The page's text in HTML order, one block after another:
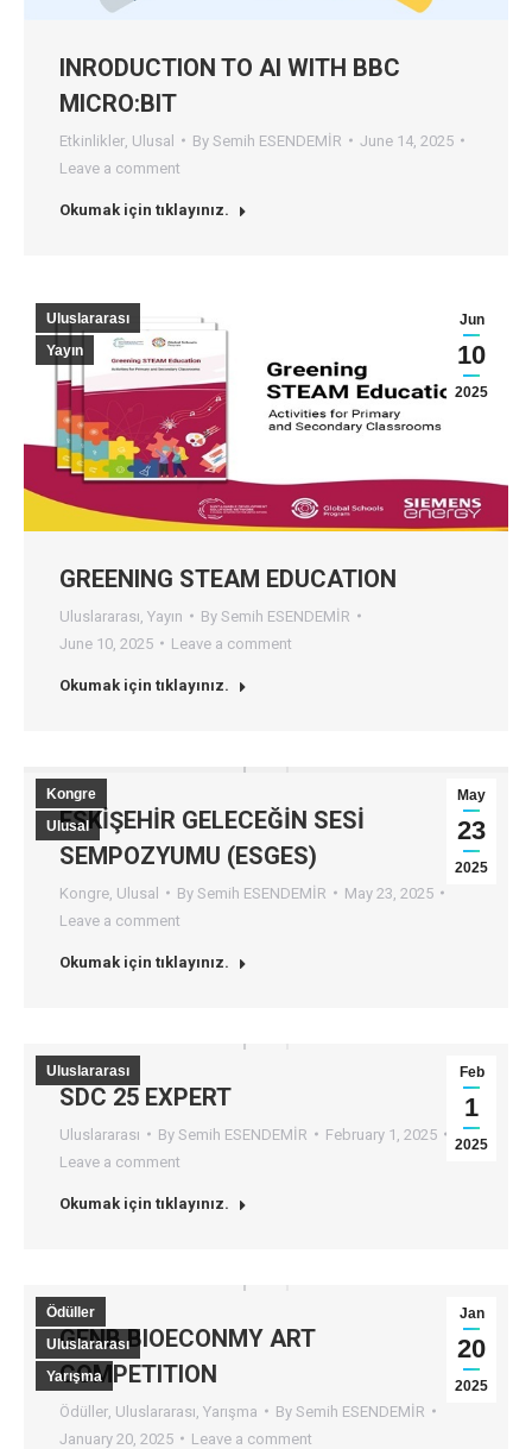
INRODUCTION TO AI WITH BBC
MICRO:BIT
Etkinlikler Ulusal By Semih ESENDEMİR
June 14, 2025
Leave a comment
Okumak için tıklayınız.
Jun
10
2025
Uluslararası
Yayın
GREENING STEAM EDUCATION
Uluslararası Yayın By Semih ESENDEMİR
June 10, 2025
Leave a comment
Okumak için tıklayınız.
May
23
2025
Kongre
Ulusal
ESKİŞEHİR GELECEĞİN SESİ
SEMPOZYUMU (ESGES)
Kongre Ulusal By Semih ESENDEMİR
May 23, 2025
Leave a comment
Okumak için tıklayınız.
Feb
1
2025
Uluslararası
SDC 25 EXPERT
Uluslararası By Semih ESENDEMİR
February 1, 2025
Leave a comment
Okumak için tıklayınız.
Jan
20
2025
Ödüller
Uluslararası
Yarışma
GENB BIOECONMY ART
COMPETITION
Ödüller Uluslararası Yarışma By Semih ESENDEMİR
January 20, 2025
Leave a comment